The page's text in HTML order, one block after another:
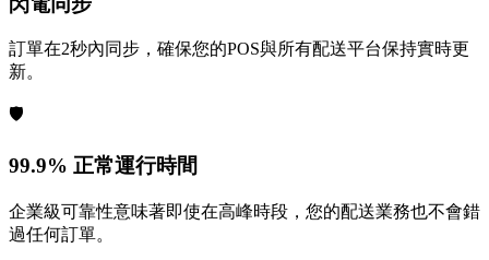
訂單在2秒內同步，確保您的POS與所有配送平台保持實時更
新。
🛡️
99.9% 正常運行時間
企業級可靠性意味著即使在高峰時段，您的配送業務也不會錯
過任何訂單。